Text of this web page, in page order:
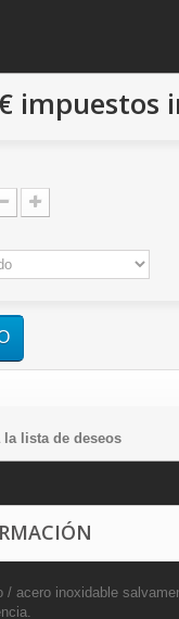
impuestos
la lista de deseos
/ acero inoxidable